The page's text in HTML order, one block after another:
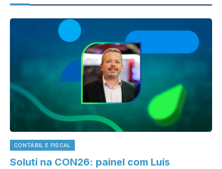
CONTÁBIL E FISCAL
Soluti na CON26: painel com Luís